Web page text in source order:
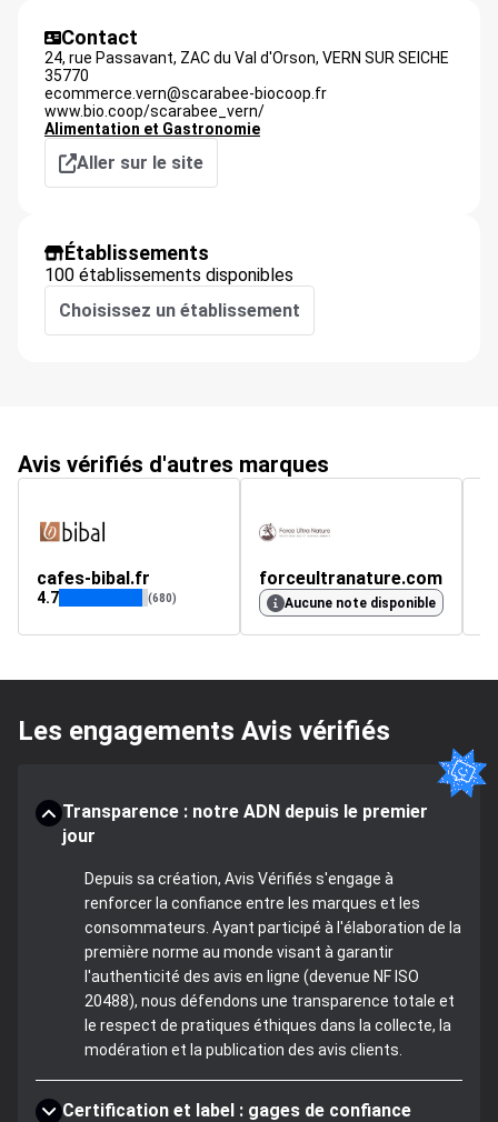
Contact
24, rue Passavant, ZAC du Val d'Orson, VERN SUR SEICHE
35770
ecommerce.vern@scarabee-biocoop.fr
www.bio.coop/scarabee_vern/
Alimentation et Gastronomie
Aller sur le site
Établissements
100 établissements disponibles
Choisissez un établissement
Avis vérifiés d'autres marques
cafes-bibal.fr
4.7 (680)
forceultranature.com
Aucune note disponible
Les engagements Avis vérifiés
Transparence : notre ADN depuis le premier
jour
Depuis sa création, Avis Vérifiés s'engage à
renforcer la confiance entre les marques et les
consommateurs. Ayant participé à l'élaboration de la
première norme au monde visant à garantir
l'authenticité des avis en ligne (devenue NF ISO
20488), nous défendons une transparence totale et
le respect de pratiques éthiques dans la collecte, la
modération et la publication des avis clients.
Certification et label : gages de confiance